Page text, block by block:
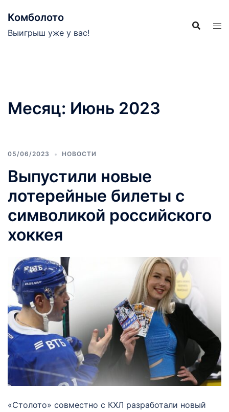
содержимому
Комболото
Выигрыш уже у вас!
Месяц: Июнь 2023
05/06/2023 НОВОСТИ
Выпустили новые
лотерейные билеты с
символикой российского
хоккея
«Столото» совместно с КХЛ разработали новый